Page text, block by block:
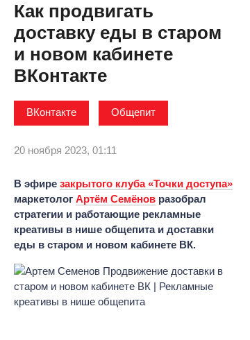
Как продвигать
доставку еды в старом
и новом кабинете
ВКонтакте
ВКонтакте Общепит
20 ноября 2023, 01:11
В эфире закрытого клуба «Точки доступа»
маркетолог Артём Семёнов разобрал
стратегии и работающие рекламные
креативы в нише общепита и доставки
еды в старом и новом кабинете ВК.